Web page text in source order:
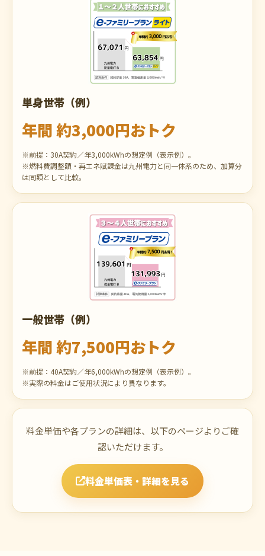
単身世帯（例）
年間 約3,000円おトク
※前提：30A契約／年3,000kWhの想定例（表示例）。
※燃料費調整額・再エネ賦課金は九州電力と同一体系のため、加算分
は同額として比較。
一般世帯（例）
年間 約7,500円おトク
※前提：40A契約／年6,000kWhの想定例（表示例）。
※実際の料金はご使用状況により異なります。
料金単価や各プランの詳細は、以下のページよりご確
認いただけます。
料金単価表・詳細を見る